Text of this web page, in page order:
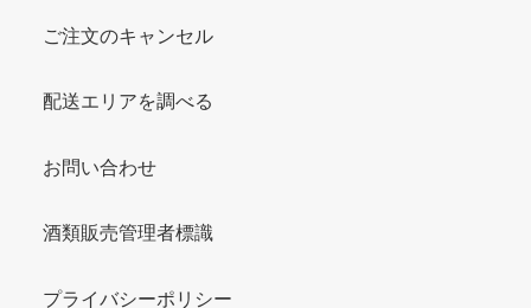
ご注文のキャンセル
配送エリアを調べる
お問い合わせ
酒類販売管理者標識
プライバシーポリシー